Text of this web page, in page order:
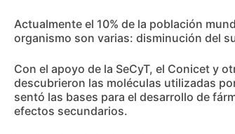
Actualmente el 10% de la población
organismo son varias: disminución del
Con el apoyo de la SeCyT, el Conicet y
descubrieron las moléculas utilizadas
sentó las bases para el desarrollo de
efectos secundarios.